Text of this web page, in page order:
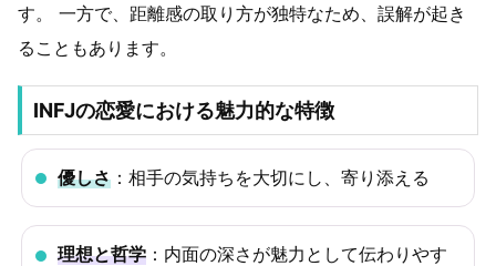
す。 一方で、距離感の取り方が独特なため、誤解が起き
ることもあります。
INFJの恋愛における魅力的な特徴
優しさ ：相手の気持ちを大切にし、寄り添える
理想と哲学 ：内面の深さが魅力として伝わりやす